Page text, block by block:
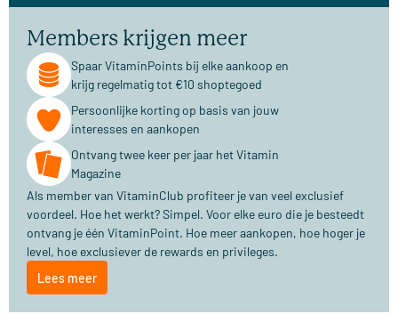
Members krijgen meer
Spaar VitaminPoints bij elke aankoop en
krijg regelmatig tot €10 shoptegoed
Persoonlijke korting op basis van jouw
interesses en aankopen
Ontvang twee keer per jaar het Vitamin
Magazine
Als member van VitaminClub profiteer je van veel exclusief
voordeel. Hoe het werkt? Simpel. Voor elke euro die je besteedt
ontvang je één VitaminPoint. Hoe meer aankopen, hoe hoger je
level, hoe exclusiever de rewards en privileges.
Lees meer